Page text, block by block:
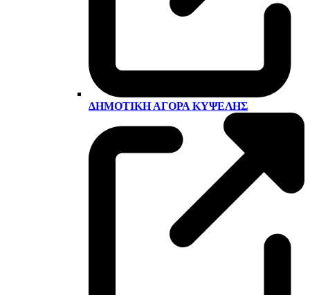
ΔΗΜΟΤΙΚΉ ΑΓΟΡΆ ΚΥΨΈΛΗΣ